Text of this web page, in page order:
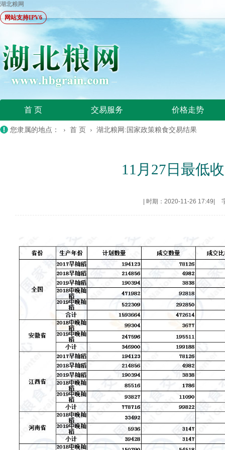
湖北粮网
网站支持IPV6
首 页 交易服务 价格走势
您隶属的地点： › 首 页 › 湖北粮网:国家政策粮食交易结果
11月27日最低
时期：2020-11-26 17:49